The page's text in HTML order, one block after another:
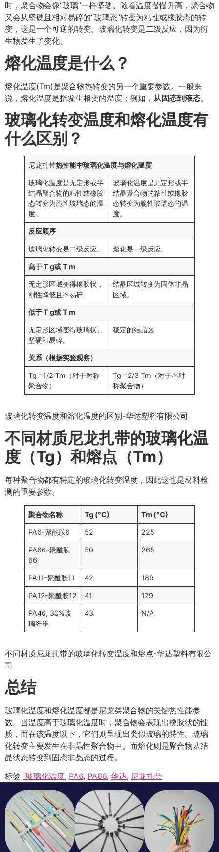
时，聚合物会像“玻璃”一样坚硬。随着温度慢慢升高，聚合物
又会从坚硬且相对易碎的“玻璃态”转变为粘性或橡胶态的转
变，这是一个可逆的转变。玻璃化转变是二级反应，因为衍
生物发生了变化。
熔化温度是什么？
熔化温度(Tm)是聚合物热转变的另一个重要参数。一般来
说，熔化温度是指发生相变的温度；例如， 从固态到液态。
玻璃化转变温度和熔化温度有
什么区别？
尼龙扎带热性能中玻璃化温度与熔化温度
玻璃化温度是无定形或半
结晶聚合物的粘性或橡胶
态转变为脆性玻璃态的温
度。
玻璃化温度是无定形或半
结晶聚合物的粘性或橡胶
态转变为脆性玻璃态的温
度。
反应顺序
玻璃化转变是二级反应。 熔化是一级反应。
高于 T g或 T m
无定形区域变得橡胶状，
刚性降低且不易碎
结晶区域转变为固体非晶
区域。
低于 T g或 T m
无定形区域变得玻璃状、
坚硬和易碎。
稳定的结晶区
关系（根据实验观察）
Tg =1/2 Tm（对于对称
聚合物）
Tg =2/3 Tm（对于不对
称聚合物）
玻璃化转变温度和熔化温度的区别-华达塑料有限公司
不同材质尼龙扎带的玻璃化温
度（Tg）和熔点（Tm）
每种聚合物都有特定的玻璃化转变温度，因此这也是材料检
测的重要参数。
聚合物名称 Tg (°C) Tm (°C)
PA6-聚酰胺6 52 225
PA66-聚酰胺
66
50 265
PA11-聚酰胺11 42 189
PA12-聚酰胺12 41 179
PA46, 30%玻
璃纤维
43 N/A
不同材质尼龙扎带的玻璃化转变温度和熔点-华达塑料有限公
司
总结
玻璃化温度和熔化温度都是尼龙类聚合物的关键热性能参
数。当温度高于玻璃化温度时，聚合物会表现出橡胶状的性
质，而在该温度以下，它们则呈现出类似玻璃的特性。玻璃
化转变主要发生在非晶性聚合物中。而熔化则是聚合物从结
晶状态转变到固态非晶态的过程。
标签 玻璃化温度, PA6, PA66, 华达, 尼龙扎带